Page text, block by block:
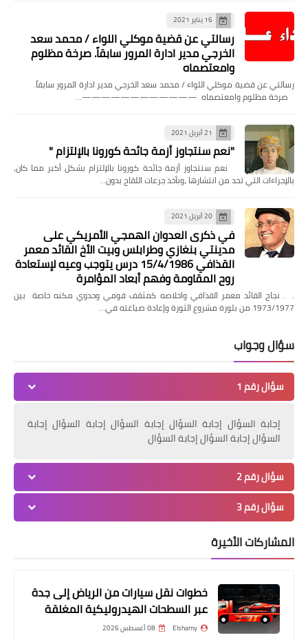
مقالات
فضفضة مع سلمى
16 يناير 2021
رسالتي عن قضية موكلي اللواء / محمد سعد
الخرجي مدير ادارة المرور سابقاً. صرخة مظلوم
وامعتصماه
رسالتي عن قضية موكلي اللواء / محمد سعد الخرجي مدير ادارة المرور سابقاً.
صرخة مظلوم وامعتصماه ————————————…
21 أبريل 2021
"نعم سنتجاوز أزمة جائحة كورونا بالإلتزام "
‏ نعم سنتجاوز أزمة جائحة كورونا بالإلتزام بشكل أكبر مما كان،
بالإجراءات التي تحد من انتشارها ،وبأخذ جرعات اللقاح بدون…
20 أبريل 2021
في ذكرى العدوان الهمجي الأمريكي على
مدينتي بنغازي وطرابلس وبيت الأخ القائد معمر
القذافي 15/4/1986 درس يتوجب وعيه لإستعادة
روح المقاومة وفهم أبعاد المؤامرة
. . نجاح القائد معمر القذافي واخلاصه كمثقف قومي وحدوي مكنه خاصة بين
1973/1977 من بلورة مشروع الثورة وإعادة صياغته في…
سؤال وجواب
سؤال رقم 1
إجابة السؤال إجابة السؤال إجابة السؤال إجابة السؤال إجابة
السؤال إجابة السؤال إجابة السؤال
سؤال رقم 2
سؤال رقم 3
المشاركات الأخيرة
خطوات نقل سيارات من الرياض إلى جدة
عبر السطحات الهيدروليكية المغلقة
Elshamy 08 أغسطس 2026